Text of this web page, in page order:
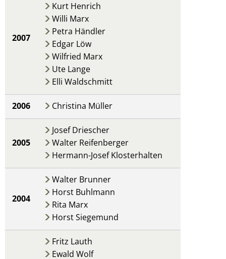
2007
Kurt Henrich
Willi Marx
Petra Händler
Edgar Löw
Wilfried Marx
Ute Lange
Elli Waldschmitt
2006 Christina Müller
2005
Josef Driescher
Walter Reifenberger
Hermann-Josef Klosterhalten
2004
Walter Brunner
Horst Buhlmann
Rita Marx
Horst Siegemund
Fritz Lauth
Ewald Wolf